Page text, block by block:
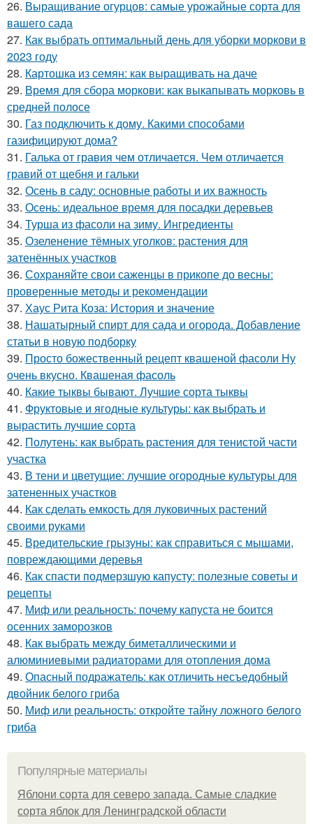
26. Выращивание огурцов: самые урожайные сорта для
вашего сада
27. Как выбрать оптимальный день для уборки моркови в
2023 году
28. Картошка из семян: как выращивать на даче
29. Время для сбора моркови: как выкапывать морковь в
средней полосе
30. Газ подключить к дому. Какими способами
газифицируют дома?
31. Галька от гравия чем отличается. Чем отличается
гравий от щебня и гальки
32. Осень в саду: основные работы и их важность
33. Осень: идеальное время для посадки деревьев
34. Турша из фасоли на зиму. Ингредиенты
35. Озеленение тёмных уголков: растения для
затенённых участков
36. Сохраняйте свои саженцы в прикопе до весны:
проверенные методы и рекомендации
37. Хаус Рита Коза: История и значение
38. Нашатырный спирт для сада и огорода. Добавление
статьи в новую подборку
39. Просто божественный рецепт квашеной фасоли Ну
очень вкусно. Квашеная фасоль
40. Какие тыквы бывают. Лучшие сорта тыквы
41. Фруктовые и ягодные культуры: как выбрать и
вырастить лучшие сорта
42. Полутень: как выбрать растения для тенистой части
участка
43. В тени и цветущие: лучшие огородные культуры для
затененных участков
44. Как сделать емкость для луковичных растений
своими руками
45. Вредительские грызуны: как справиться с мышами,
повреждающими деревья
46. Как спасти подмерзшую капусту: полезные советы и
рецепты
47. Миф или реальность: почему капуста не боится
осенних заморозков
48. Как выбрать между биметаллическими и
алюминиевыми радиаторами для отопления дома
49. Опасный подражатель: как отличить несъедобный
двойник белого гриба
50. Миф или реальность: откройте тайну ложного белого
гриба
Популярные материалы
Яблони сорта для северо запада. Самые сладкие
сорта яблок для Ленинградской области